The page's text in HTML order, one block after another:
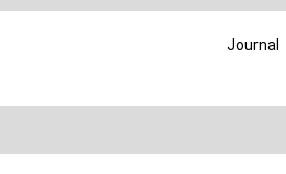
Journal